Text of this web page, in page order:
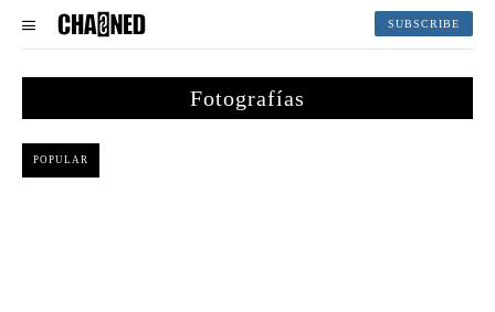
SUBSCRIBE
Fotografías
POPULAR